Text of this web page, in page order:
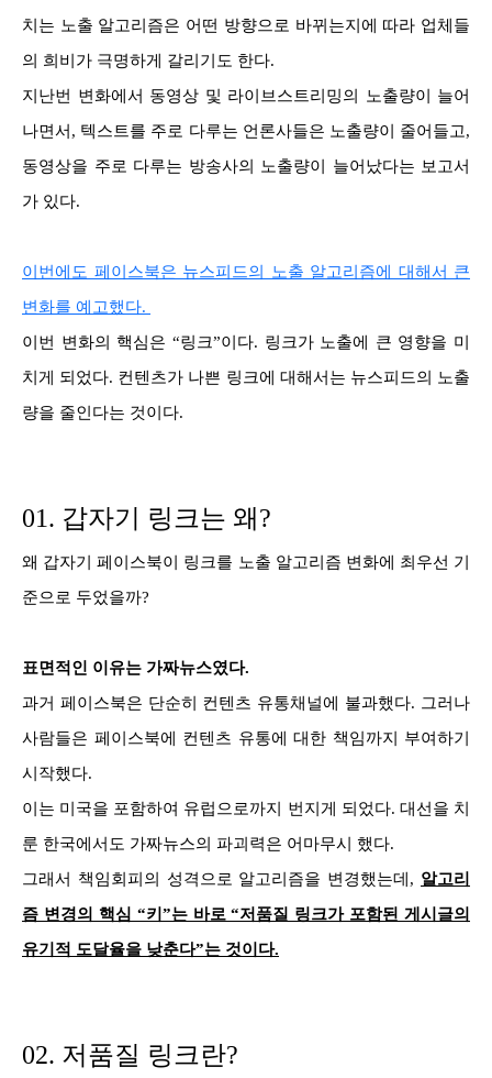
치는 노출 알고리즘은 어떤 방향으로 바뀌는지에 따라 업체들
의 희비가 극명하게 갈리기도 한다.
지난번 변화에서 동영상 및 라이브스트리밍의 노출량이 늘어
나면서, 텍스트를 주로 다루는 언론사들은 노출량이 줄어들고,
동영상을 주로 다루는 방송사의 노출량이 늘어났다는 보고서
가 있다.
이번에도 페이스북은 뉴스피드의 노출 알고리즘에 대해서 큰
변화를 예고했다.
이번 변화의 핵심은 “링크”이다. 링크가 노출에 큰 영향을 미
치게 되었다. 컨텐츠가 나쁜 링크에 대해서는 뉴스피드의 노출
량을 줄인다는 것이다.
01. 갑자기 링크는 왜?
왜 갑자기 페이스북이 링크를 노출 알고리즘 변화에 최우선 기
준으로 두었을까?
표면적인 이유는 가짜뉴스였다.
과거 페이스북은 단순히 컨텐츠 유통채널에 불과했다. 그러나
사람들은 페이스북에 컨텐츠 유통에 대한 책임까지 부여하기
시작했다.
이는 미국을 포함하여 유럽으로까지 번지게 되었다. 대선을 치
룬 한국에서도 가짜뉴스의 파괴력은 어마무시 했다.
그래서 책임회피의 성격으로 알고리즘을 변경했는데, 알고리
즘 변경의 핵심 “키”는 바로 “저품질 링크가 포함된 게시글의
유기적 도달율을 낮춘다”는 것이다.
02. 저품질 링크란?